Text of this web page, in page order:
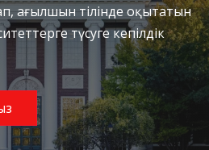
ағылшын тілінде оқытатын
түсуге кепілдік